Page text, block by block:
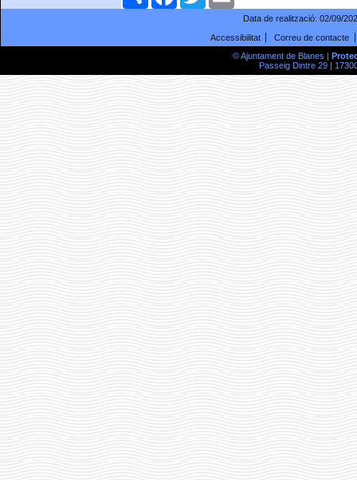
Data de realització: 02/09/
Accessibilitat
Correu de contacte
© Ajuntament de Blanes |
Passeig Dintre 29 |